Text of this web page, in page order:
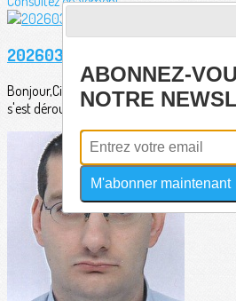
20260326 - Palmarès Grand
Bonjour,Ci-dessous le palmarès du
s'est déroulé sur les...
ABONNEZ-
NOTRE
M'abonner maintenant